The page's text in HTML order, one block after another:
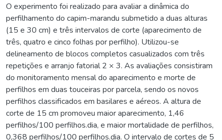
O experimento foi realizado para avaliar a dinâmica do
perfilhamento do capim-marandu submetido a duas alturas
(15 e 30 cm) e três intervalos de corte (aparecimento de
três, quatro e cinco folhas por perfilho). Utilizou-se
delineamento de blocos completos casualizados com três
repetições e arranjo fatorial 2 × 3. As avaliações consistiram
do monitoramento mensal do aparecimento e morte de
perfilhos em duas touceiras por parcela, sendo os novos
perfilhos classificados em basilares e aéreos. A altura de
corte de 15 cm promoveu maior aparecimento, 1,46
perfilhos/100 perfilhos.dia, e maior mortalidade de perfilhos,
0,368 perfilhos/100 perfilhos.dia. O intervalo de cortes de 5